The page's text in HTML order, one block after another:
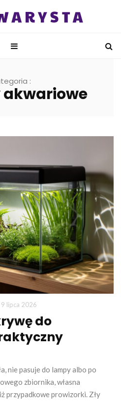
:
akwariowe
9 lipca 2026
do
nie pasuje do lampy albo po
zbiornika, własna
przypadkowe prowizorki. Zły